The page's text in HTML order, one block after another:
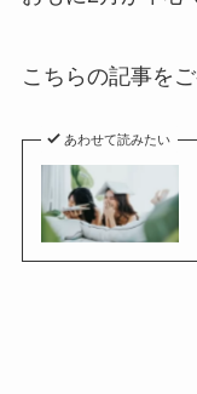
こちらの記事をご
あわせて読みたい